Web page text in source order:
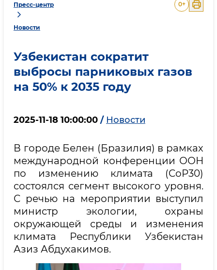
Пресс-центр
Новости
0+
Узбекистан сократит
выбросы парниковых газов
на 50% к 2035 году
2025-11-18 10:00:00 / Новости
В городе Белен (Бразилия) в рамках
международной конференции ООН
по изменению климата (CoP30)
состоялся сегмент высокого уровня.
С речью на мероприятии выступил
министр экологии, охраны
окружающей среды и изменения
климата Республики Узбекистан
Азиз Абдухакимов.